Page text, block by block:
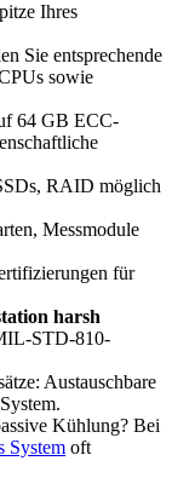
Ihres
Sie entsprechende
sowie
64 GB ECC-
RAID möglich
Messmodule
für
harsh
STD-810-
Austauschbare
Kühlung? Bei
System oft